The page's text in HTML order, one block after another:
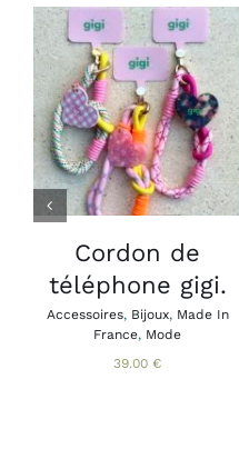
CHOIX DES
OPTIONS
CE
PRODUIT
A
PLUSIEURS
VARIATIONS.
LES
OPTIONS
PEUVENT
ÊTRE
CHOISIES
/
DÉTAILS
Cordon de
téléphone gigi.
Accessoires, Bijoux, Made In
France, Mode
39.00 €